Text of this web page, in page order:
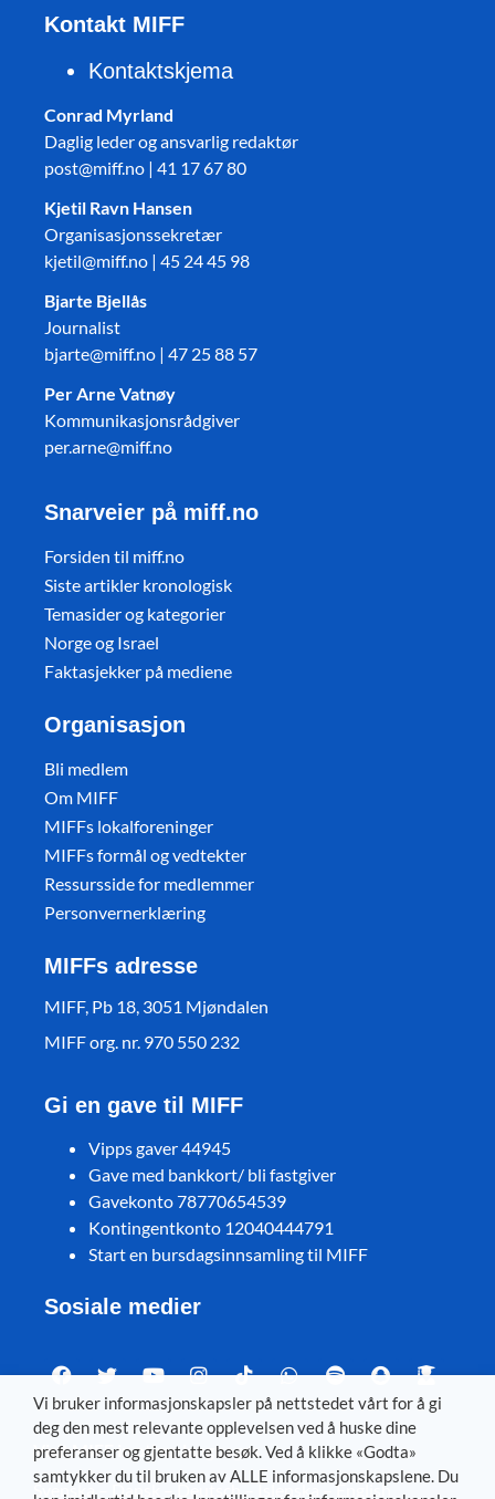
Kontakt MIFF
Kontaktskjema
Conrad Myrland
Daglig leder og ansvarlig redaktør
post@miff.no | 41 17 67 80
Kjetil Ravn Hansen
Organisasjonssekretær
kjetil@miff.no | 45 24 45 98
Bjarte Bjellås
Journalist
bjarte@miff.no | 47 25 88 57
Per Arne Vatnøy
Kommunikasjonsrådgiver
per.arne@miff.no
Snarveier på miff.no
Forsiden til miff.no
Siste artikler kronologisk
Temasider og kategorier
Norge og Israel
Faktasjekker på mediene
Organisasjon
Bli medlem
Om MIFF
MIFFs lokalforeninger
MIFFs formål og vedtekter
Ressursside for medlemmer
Personvernerklæring
MIFFs adresse
MIFF, Pb 18, 3051 Mjøndalen
MIFF org. nr. 970 550 232
Gi en gave til MIFF
Vipps gaver 44945
Gave med bankkort/ bli fastgiver
Gavekonto 78770654539
Kontingentkonto 12040444791
Start en bursdagsinnsamling til MIFF
Sosiale medier
Visit MIFF in other languages
Svenska– Dansk – Deutsch– Íslenska –English
Vi bruker informasjonskapsler på nettstedet vårt for å gi
deg den mest relevante opplevelsen ved å huske dine
preferanser og gjentatte besøk. Ved å klikke «Godta»
samtykker du til bruken av ALLE informasjonskapslene. Du